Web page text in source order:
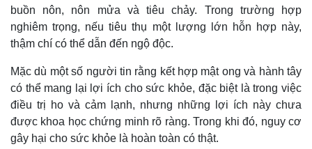
buồn nôn, nôn mửa và tiêu chảy. Trong trường hợp
nghiêm trọng, nếu tiêu thụ một lượng lớn hỗn hợp này,
thậm chí có thể dẫn đến ngộ độc.
Mặc dù một số người tin rằng kết hợp mật ong và hành tây
có thể mang lại lợi ích cho sức khỏe, đặc biệt là trong việc
điều trị ho và cảm lạnh, nhưng những lợi ích này chưa
được khoa học chứng minh rõ ràng. Trong khi đó, nguy cơ
gây hại cho sức khỏe là hoàn toàn có thật.